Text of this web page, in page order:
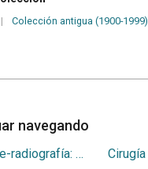
| Colección antigua (1900-1999)
navegando
Cine-radiografía: su importancia en el estudio de la fisiología del aparato bucal